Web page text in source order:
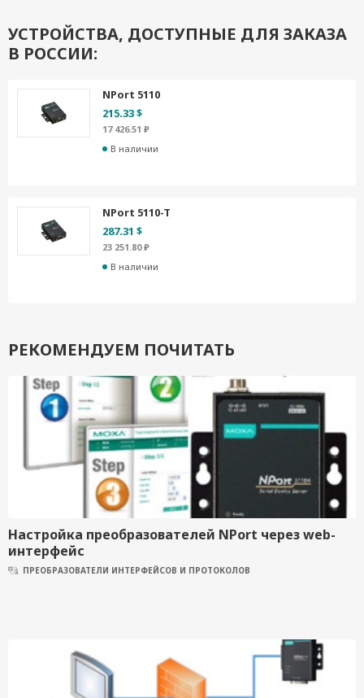
УСТРОЙСТВА, ДОСТУПНЫЕ ДЛЯ ЗАКАЗА
В РОССИИ:
NPort 5110
215.33 $
17 426.51 ₽
В наличии
NPort 5110-T
287.31 $
23 251.80 ₽
В наличии
РЕКОМЕНДУЕМ ПОЧИТАТЬ
Настройка преобразователей NPort через web-
интерфейс
ПРЕОБРАЗОВАТЕЛИ ИНТЕРФЕЙСОВ И ПРОТОКОЛОВ